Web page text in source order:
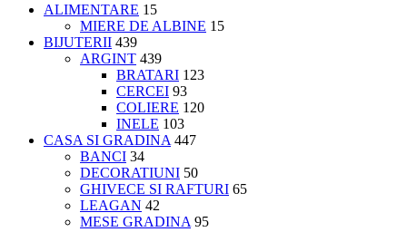
ALIMENTARE 15
MIERE DE ALBINE 15
BIJUTERII 439
ARGINT 439
BRATARI 123
CERCEI 93
COLIERE 120
INELE 103
CASA SI GRADINA 447
BANCI 34
DECORATIUNI 50
GHIVECE SI RAFTURI 65
LEAGAN 42
MESE GRADINA 95